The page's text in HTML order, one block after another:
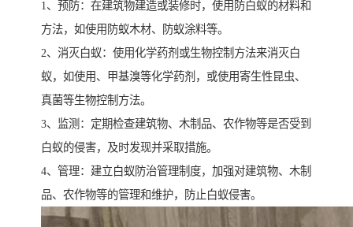
1、预防：在建筑物建造或装修时，使用防白蚁的材料和
方法，如使用防蚁木材、防蚁涂料等。
2、消灭白蚁：使用化学药剂或生物控制方法来消灭白
蚁，如使用、甲基溴等化学药剂，或使用寄生性昆虫、
真菌等生物控制方法。
3、监测：定期检查建筑物、木制品、农作物等是否受到
白蚁的侵害，及时发现并采取措施。
4、管理：建立白蚁防治管理制度，加强对建筑物、木制
品、农作物等的管理和维护，防止白蚁侵害。